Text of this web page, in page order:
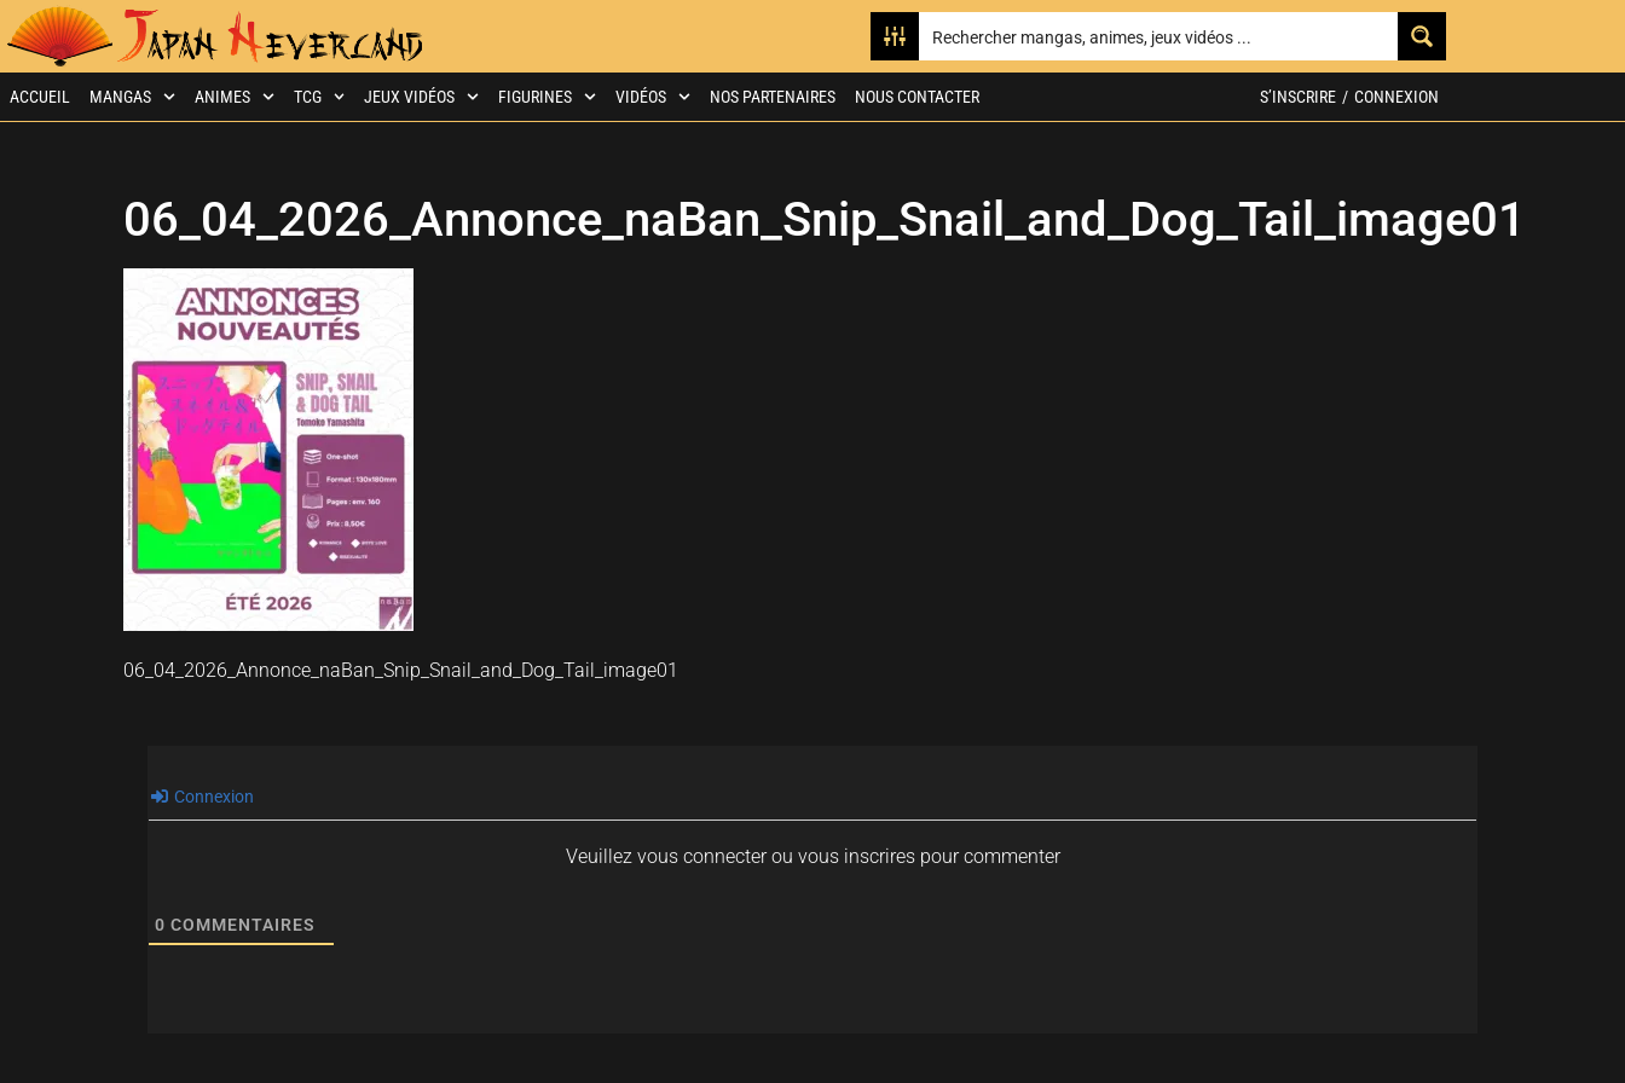
ACCUEIL MANGAS ANIMES TCG JEUX VIDÉOS FIGURINES VIDÉOS NOS PARTENAIRES NOUS CONTACTER S’INSCRIRE / CONNEXION
06_04_2026_Annonce_naBan_Snip_Snail_and_Dog_Tail_image01
06_04_2026_Annonce_naBan_Snip_Snail_and_Dog_Tail_image01
Connexion
Veuillez vous connecter ou vous inscrires pour commenter
0 COMMENTAIRES